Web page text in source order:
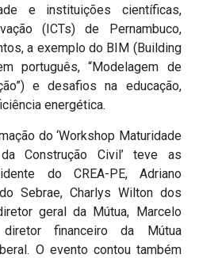
e instituições científicas,
(ICTs) de Pernambuco,
a exemplo do BIM (Building
português, “Modelagem de
e desafios na educação,
energética.
do ‘Workshop Maturidade
Construção Civil’ teve as
do CREA-PE, Adriano
Sebrae, Charlys Wilton dos
geral da Mútua, Marcelo
financeiro da Mútua
O evento contou também